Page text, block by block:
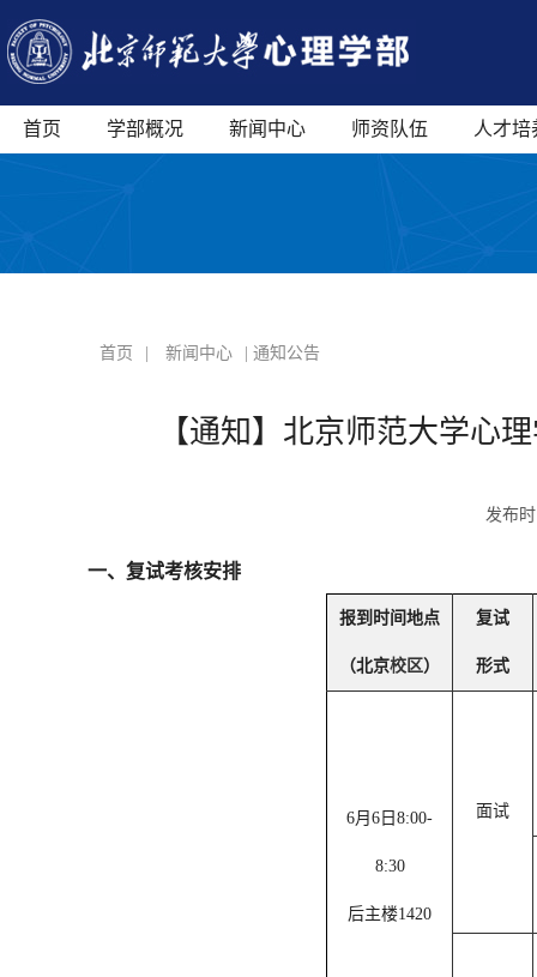
首页 学部概况 新闻中心 师资队伍 人才培
首页 新闻中心 | 通知公告
【通知】北京师范大学心
发布
一、复试考核安排
报到时间地点
（北京校区）
复试
形式
6月6日8:00-
8:30
后主楼1420
面试